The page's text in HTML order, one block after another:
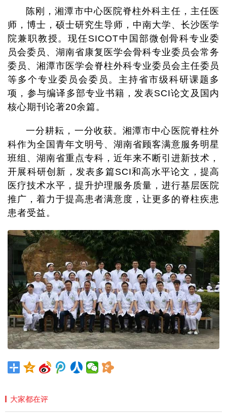
陈刚，湘潭市中心医院脊柱外科主任，主任医
师，博士，硕士研究生导师，中南大学、长沙医学
院兼职教授。现任SICOT中国部微创骨科专业委
员会委员、湖南省康复医学会骨科专业委员会常务
委员、湘潭市医学会脊柱外科专业委员会主任委员
等多个专业委员会委员。主持省市级科研课题多
项，参与编译多部专业书籍，发表SCI论文及国内
核心期刊论著20余篇。
一分耕耘，一分收获。湘潭市中心医院脊柱外
科作为全国青年文明号、湖南省顾客满意服务明星
班组、湖南省重点专科，近年来不断引进新技术，
开展科研创新，发表多篇SCI和高水平论文，提高
医疗技术水平，提升护理服务质量，进行基层医院
推广，着力于提高患者满意度，让更多的脊柱疾患
患者受益。
大家都在评